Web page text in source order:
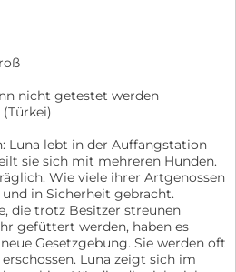
nicht getestet werden
Luna lebt in der Auffangstation
sie sich mit mehreren Hunden.
Wie viele ihrer Artgenossen
in Sicherheit gebracht.
die trotz Besitzer streunen
gefüttert werden, haben es
Gesetzgebung. Sie werden oft
Luna zeigt sich im